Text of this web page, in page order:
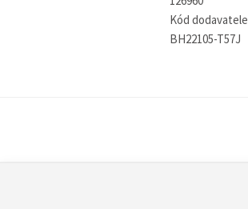
Kód dodavatele
BH22105-T57J